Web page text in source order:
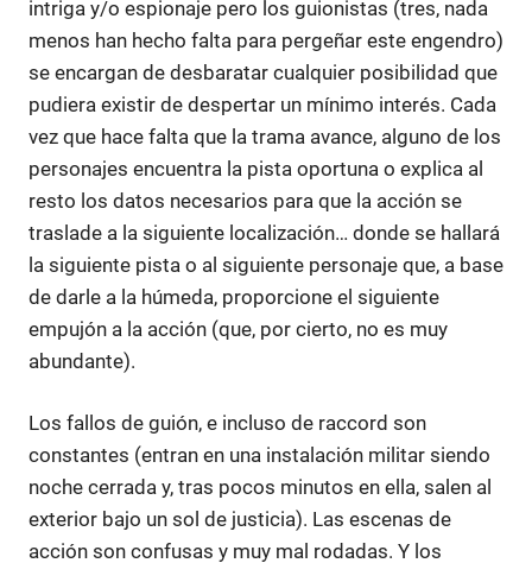
intriga y/o espionaje pero los guionistas (tres, nada
menos han hecho falta para pergeñar este engendro)
se encargan de desbaratar cualquier posibilidad que
pudiera existir de despertar un mínimo interés. Cada
vez que hace falta que la trama avance, alguno de los
personajes encuentra la pista oportuna o explica al
resto los datos necesarios para que la acción se
traslade a la siguiente localización… donde se hallará
la siguiente pista o al siguiente personaje que, a base
de darle a la húmeda, proporcione el siguiente
empujón a la acción (que, por cierto, no es muy
abundante).
Los fallos de guión, e incluso de raccord son
constantes (entran en una instalación militar siendo
noche cerrada y, tras pocos minutos en ella, salen al
exterior bajo un sol de justicia). Las escenas de
acción son confusas y muy mal rodadas. Y los